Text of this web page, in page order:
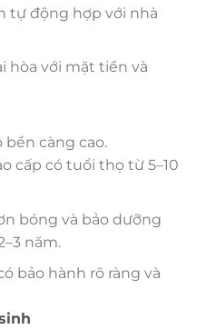
tự động hợp với nhà
hòa với mặt tiền và
càng cao.
cấp có tuổi thọ từ 5–10
bóng và bảo dưỡng
năm.
bảo hành rõ ràng và